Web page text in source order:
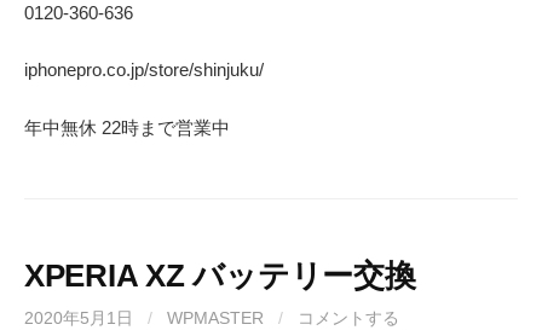
0120-360-636
iphonepro.co.jp/store/shinjuku/
年中無休 22時まで営業中
XPERIA XZ バッテリー交換
2020年5月1日 / WPMASTER / コメントする